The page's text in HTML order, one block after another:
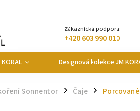
Zákaznická podpora:
+420 603 990 010
Designová kolekce JM
Sonnentor / Čaje / Porcované